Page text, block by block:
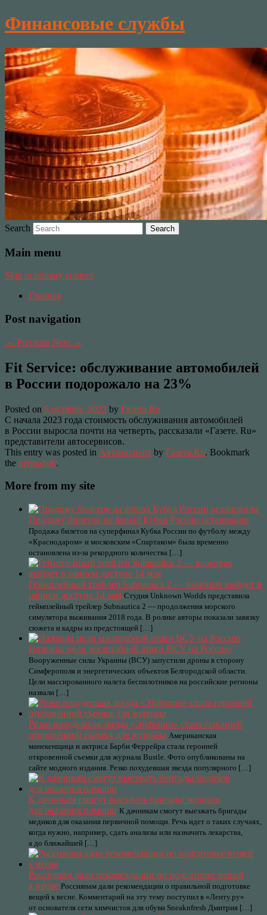
Финансовые службы
Search
Main menu
Skip to primary content
Главная
Post navigation
← Previous Next →
Fit Service: обслуживание автомобилей
в России подорожало на 23%
Posted on 6 октября, 2023 by Газета.Ru
С начала 2023 года стоимость обслуживания автомобилей
в России выросла почти на четверть, рассказали «Газете. Ru»
представители автосервисов.
This entry was posted in Автоэксперт by Газета.Ru. Bookmark
the permalink.
More from my site
Продажу билетов на финал Кубка России остановили
Продажа билетов на суперфинал Кубка России по футболу между
«Краснодаром» и московским «Спартаком» была временно
остановлена из-за рекордного количества […]
Геймплейный трейлер Subnautica 2 — выживач выйдет в
раннем доступе 14 мая Студия Unknown Worlds представила
геймплейный трейлер Subnautica 2 — продолжения морского
симулятора выживания 2018 года. В ролике авторы показали завязку
сюжета и кадры из предстоящей […]
Названы цели масштабной атаки ВСУ на Россию
Вооруженные силы Украины (ВСУ) запустили дроны в сторону
Симферополя и энергетических объектов Белгородской области.
Цели массированного налета беспилотников на российские регионы
назвали […]
Резко похудевшая звезда «Эйфории» стала героиней
откровенной съемки для журнала Американская
манекенщица и актриса Барби Феррейра стала героиней
откровенной съемки для журнала Bustle. Фото опубликованы на
сайте модного издания. Резко похудевшая звезда популярного […]
К дачникам смогут выезжать бригады медиков
для оказания помощи К дачникам смогут выезжать бригады
медиков для оказания первичной помощи. Речь идет о таких случаях,
когда нужно, например, сдать анализы или назначить лекарства,
а до ближайшей […]
Россиянам дали рекомендации по подготовке вещей
к весне Россиянам дали рекомендации о правильной подготовке
вещей к весне. Комментарий на эту тему поступил в «Ленту.ру»
от основателя сети химчисток для обуви Sneaknfresh Дмитрия […]